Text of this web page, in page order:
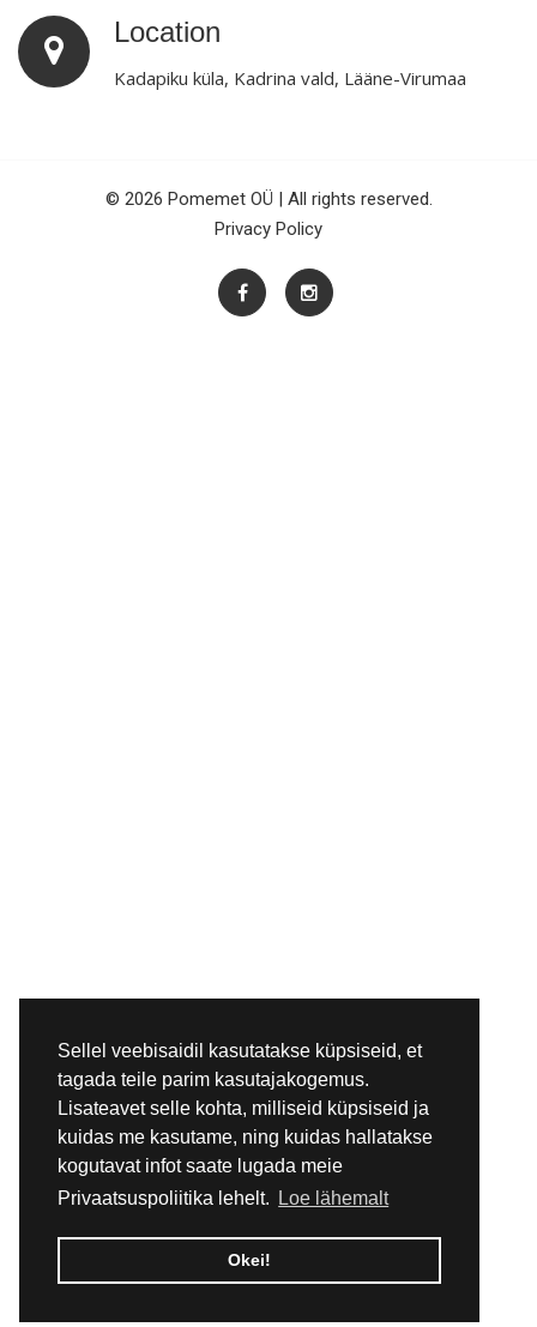
Sellel veebisaidil kasutatakse küpsiseid, et
tagada teile parim kasutajakogemus.
Lisateavet selle kohta, milliseid küpsiseid ja
kuidas me kasutame, ning kuidas hallatakse
kogutavat infot saate lugada meie
Privaatsuspoliitika lehelt.
Loe lähemalt
Okei!
Location
Kadapiku küla, Kadrina vald, Lääne-Virumaa
© 2026 Pomemet OÜ | All rights reserved.
Privacy Policy